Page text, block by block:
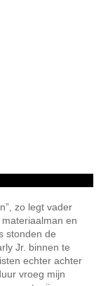
zo legt vader
en
stonden de
Jr. binnen te
echter achter
vroeg mijn